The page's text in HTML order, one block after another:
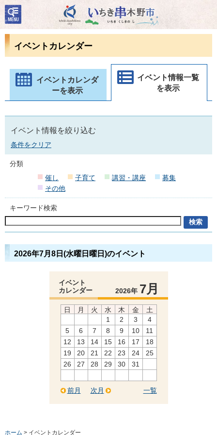
いちき串木野市
検
索・
共通
ューイベントカレンダー
イベントカレンダ
ーを表示
イベント情報一覧
を表示
イベント情報を絞り込む
条件をクリア
分類
催し
子育て 講習・講座
募集
その他
キーワード検索
2026年7月8日(水曜日曜日)のイベント
イベント
カレンダー
2026年 7月
日 月 火 水 木 金
土
1
2 3
4
5
6 7 8 9 10
11
12
13 14 15 16 17
18
19
20 21 22 23 24
25
26
27 28 29 30 31
前月 一覧
次月
ホーム > イベントカレンダー